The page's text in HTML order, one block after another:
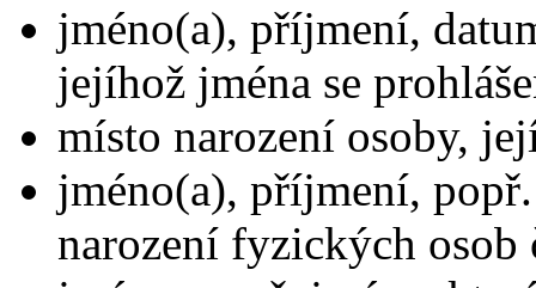
jméno(a), příjmení,
jejíhož jména se
místo narození osoby,
jméno(a), příjmení,
narození fyzických